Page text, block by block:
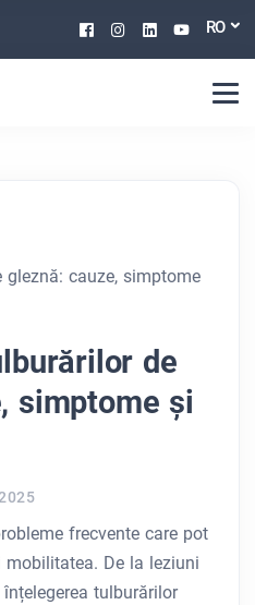
Facebook
Instagram
Linkedin
RO
gleznă: cauze, simptome
de
simptome și
frecvente care pot
De la leziuni
tulburărilor